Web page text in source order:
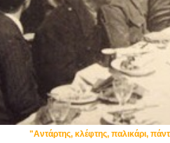
"Αντάρτης, κλέφτης, παλικάρι,